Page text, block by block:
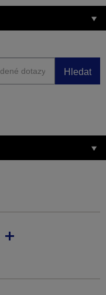
Hledat